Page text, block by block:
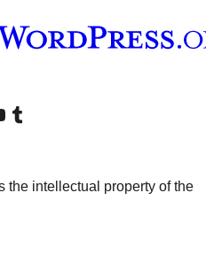
आमच्या टंबलर खात्याला भेट द्या.
the intellectual property of the